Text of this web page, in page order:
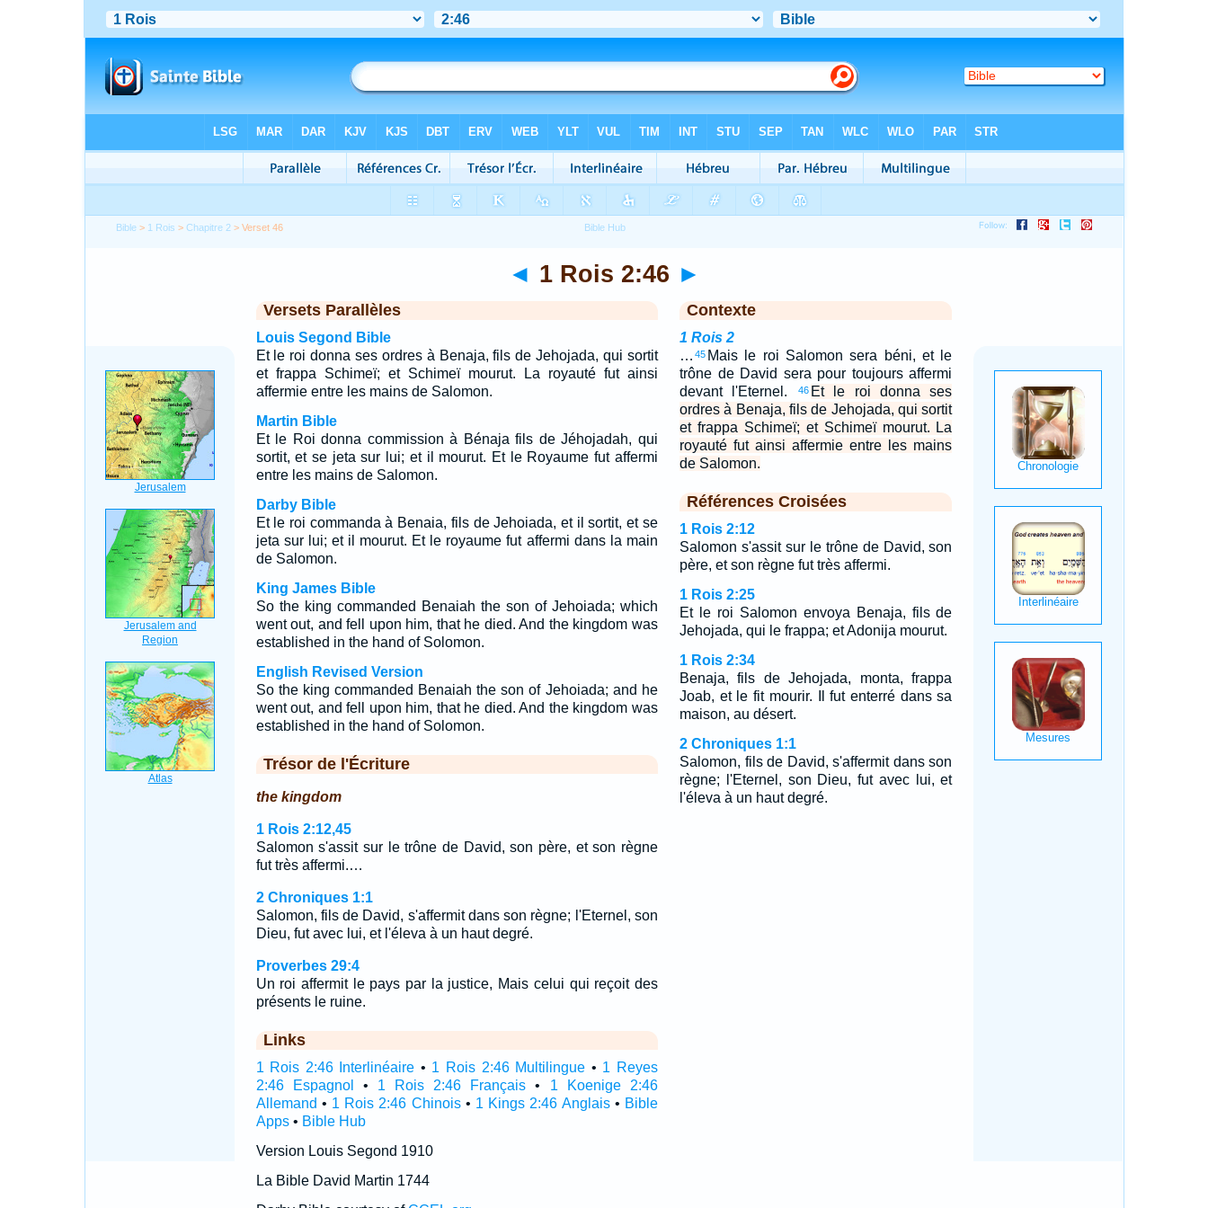
Bible > 1 Rois >Chapitre 2 > Verset 46
◄ 1 Rois 2:46 ►
Versets Parallèles
Louis Segond Bible
Et le roi donna ses ordres à Benaja, fils de Jehojada, qui sortit
et frappa Schimeï; et Schimeï mourut. La royauté fut ainsi
affermie entre les mains de Salomon.
Martin Bible
Et le Roi donna commission à Bénaja fils de Jéhojadah, qui
sortit, et se jeta sur lui; et il mourut. Et le Royaume fut affermi
entre les mains de Salomon.
Darby Bible
Et le roi commanda à Benaia, fils de Jehoiada, et il sortit, et se
jeta sur lui; et il mourut. Et le royaume fut affermi dans la main
de Salomon.
King James Bible
So the king commanded Benaiah the son of Jehoiada; which
went out, and fell upon him, that he died. And the kingdom was
established in the hand of Solomon.
English Revised Version
So the king commanded Benaiah the son of Jehoiada; and he
went out, and fell upon him, that he died. And the kingdom was
established in the hand of Solomon.
Trésor de l'Écriture
the kingdom
1 Rois 2:12,45
Salomon s'assit sur le trône de David, son père, et son règne
fut très affermi.…
2 Chroniques 1:1
Salomon, fils de David, s'affermit dans son règne; l'Eternel, son
Dieu, fut avec lui, et l'éleva à un haut degré.
Proverbes 29:4
Un roi affermit le pays par la justice, Mais celui qui reçoit des
présents le ruine.
Links
1 Rois 2:46 Interlinéaire • 1 Rois 2:46 Multilingue • 1 Reyes
2:46 Espagnol
• 1 Rois 2:46 Français • 1 Koenige 2:46
Allemand • 1 Rois 2:46 Chinois• 1 Kings 2:46 Anglais• Bible
Apps• Bible Hub
Version Louis Segond 1910
La Bible David Martin 1744
Contexte
1 Rois 2
… 45 Mais le roi Salomon sera béni, et le
trône de David sera pour toujours affermi
devant l'Eternel.
46 Et le roi donna ses
ordres à Benaja, fils de Jehojada, qui sortit
et frappa Schimeï; et Schimeï mourut. La
royauté fut ainsi affermie entre les mains
de Salomon.
Références Croisées
1 Rois 2:12
Salomon s'assit sur le trône de David, son
père, et son règne fut très affermi.
1 Rois 2:25
Et le roi Salomon envoya Benaja, fils de
Jehojada, qui le frappa; et Adonija mourut.
1 Rois 2:34
Benaja, fils de Jehojada, monta, frappa
Joab, et le fit mourir. Il fut enterré dans sa
maison, au désert.
2 Chroniques 1:1
Salomon, fils de David, s'affermit dans son
règne; l'Eternel, son Dieu, fut avec lui, et
l'éleva à un haut degré.